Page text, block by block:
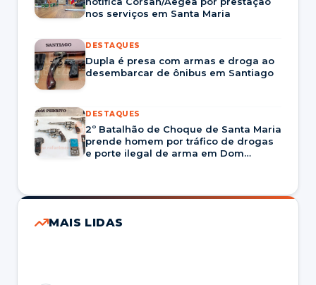
nos serviços em Santa Maria
DESTAQUES
Dupla é presa com armas e droga ao
desembarcar de ônibus em Santiago
DESTAQUES
2º Batalhão de Choque de Santa Maria
prende homem por tráfico de drogas
e porte ilegal de arma em Dom
MAIS LIDAS